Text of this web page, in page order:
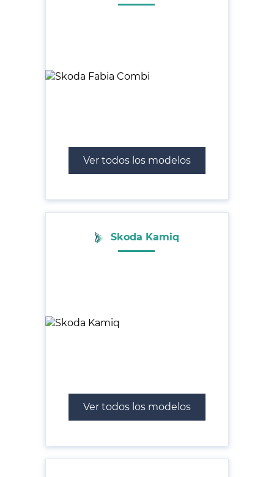
Ver todos los modelos
Skoda Kamiq
Ver todos los modelos